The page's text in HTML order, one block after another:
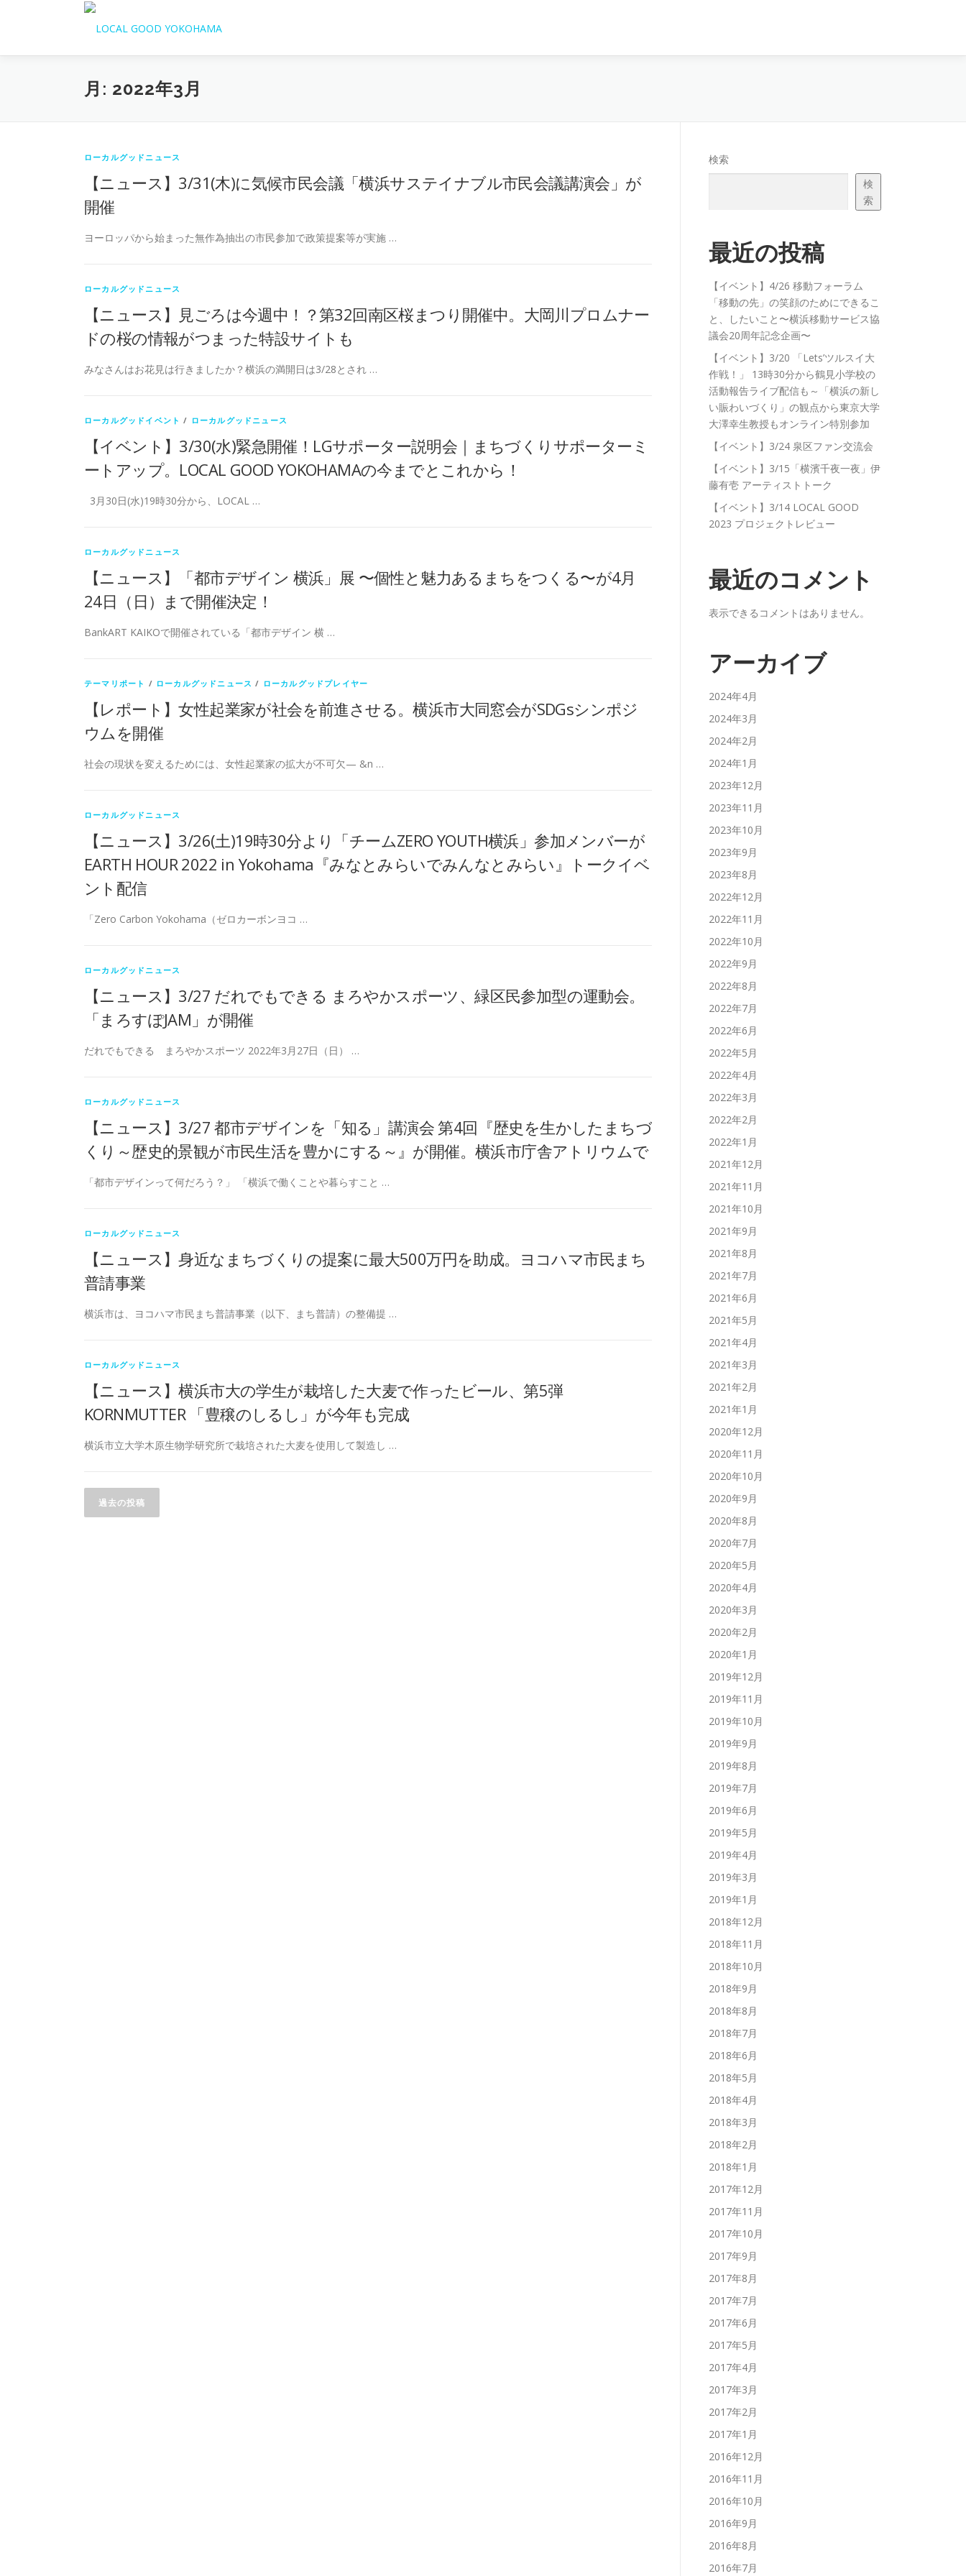
ン
月: 2022年3月
ローカルグッドニュース
【ニュース】3/31(木)に気候市民会議「横浜サステイナブル市民会議講演会」が
開催
ヨーロッパから始まった無作為抽出の市民参加で政策提案等が実施 …
ローカルグッドニュース
【ニュース】見ごろは今週中！？第32回南区桜まつり開催中。大岡川プロムナー
ドの桜の情報がつまった特設サイトも
みなさんはお花見は行きましたか？横浜の満開日は3/28とされ …
ローカルグッドイベント / ローカルグッドニュース
【イベント】3/30(水)緊急開催！LGサポーター説明会｜まちづくりサポーターミ
ートアップ。LOCAL GOOD YOKOHAMAの今までとこれから！
3月30日(水)19時30分から、LOCAL …
ローカルグッドニュース
【ニュース】「都市デザイン 横浜」展 〜個性と魅⼒あるまちをつくる〜が4⽉
24⽇（⽇）まで開催決定！
BankART KAIKOで開催されている「都市デザイン 横 …
テーマリポート / ローカルグッドニュース / ローカルグッドプレイヤー
【レポート】女性起業家が社会を前進させる。横浜市大同窓会がSDGsシンポジ
ウムを開催
社会の現状を変えるためには、女性起業家の拡大が不可欠— &n …
ローカルグッドニュース
【ニュース】3/26(土)19時30分より「チームZERO YOUTH横浜」参加メンバーが
EARTH HOUR 2022 in Yokohama『みなとみらいでみんなとみらい』トークイベ
ント配信
「Zero Carbon Yokohama（ゼロカーボンヨコ …
ローカルグッドニュース
【ニュース】3/27 だれでもできる まろやかスポーツ、緑区民参加型の運動会。
「まろすぽJAM」が開催
だれでもできる まろやかスポーツ 2022年3月27日（日） …
ローカルグッドニュース
【ニュース】3/27 都市デザインを「知る」講演会 第4回『歴史を生かしたまちづ
くり～歴史的景観が市民生活を豊かにする～』が開催。横浜市庁舎アトリウムで
「都市デザインって何だろう？」 「横浜で働くことや暮らすこと …
ローカルグッドニュース
【ニュース】身近なまちづくりの提案に最大500万円を助成。ヨコハマ市民まち
普請事業
横浜市は、ヨコハマ市民まち普請事業（以下、まち普請）の整備提 …
ローカルグッドニュース
【ニュース】横浜市大の学生が栽培した大麦で作ったビール、第5弾
KORNMUTTER 「豊穣のしるし」が今年も完成
横浜市立大学木原生物学研究所で栽培された大麦を使用して製造し …
投
稿過去の投稿
検索
検
索
最近の投稿
【イベント】4/26 移動フォーラム
「移動の先」の笑顔のためにできるこ
と、したいこと〜横浜移動サービス協
議会20周年記念企画〜
【イベント】3/20 「Lets’ツルスイ大
作戦！」 13時30分から鶴見小学校の
活動報告ライブ配信も～「横浜の新し
い賑わいづくり」の観点から東京大学
大澤幸生教授もオンライン特別参加
【イベント】3/24 泉区ファン交流会
【イベント】3/15「横濱千夜一夜」伊
藤有壱 アーティストトーク
【イベント】3/14 LOCAL GOOD
2023 プロジェクトレビュー
最近のコメント
表示できるコメントはありません。
アーカイブ
2024年4月
2024年3月
2024年2月
2024年1月
2023年12月
2023年11月
2023年10月
2023年9月
2023年8月
2022年12月
2022年11月
2022年10月
2022年9月
2022年8月
2022年7月
2022年6月
2022年5月
2022年4月
2022年3月
2022年2月
2022年1月
2021年12月
2021年11月
2021年10月
2021年9月
2021年8月
2021年7月
2021年6月
2021年5月
2021年4月
2021年3月
2021年2月
2021年1月
2020年12月
2020年11月
2020年10月
2020年9月
2020年8月
2020年7月
2020年5月
2020年4月
2020年3月
2020年2月
2020年1月
2019年12月
2019年11月
2019年10月
2019年9月
2019年8月
2019年7月
2019年6月
2019年5月
2019年4月
2019年3月
2019年1月
2018年12月
2018年11月
2018年10月
2018年9月
2018年8月
2018年7月
2018年6月
2018年5月
2018年4月
2018年3月
2018年2月
2018年1月
2017年12月
2017年11月
2017年10月
2017年9月
2017年8月
2017年7月
2017年6月
2017年5月
2017年4月
2017年3月
2017年2月
2017年1月
2016年12月
2016年11月
2016年10月
2016年9月
2016年8月
2016年7月